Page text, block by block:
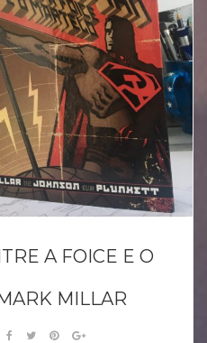
A FOICE E O
MILLAR